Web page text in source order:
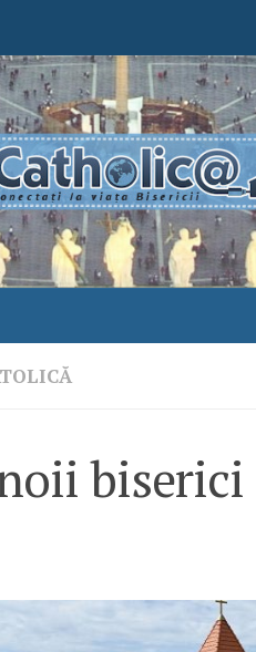
biserici